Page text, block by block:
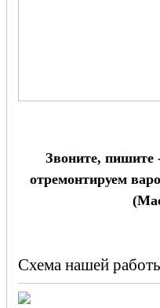
Звоните, пишите
отремонтируем
Схема нашей